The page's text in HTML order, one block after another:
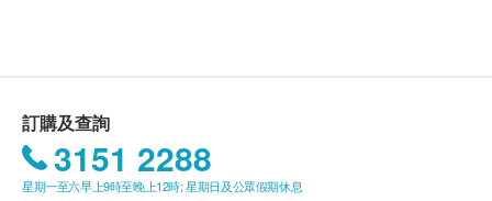
血液檢查
嗜鹼性白血球
文、英文三個版本有任何抵觸或不相符之處，應以
繁體中文版本為準。
訂購及查詢
3151 2288
星期一至六早上9時至晚上12時; 星期日及公眾假期休息